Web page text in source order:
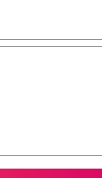
zijn,